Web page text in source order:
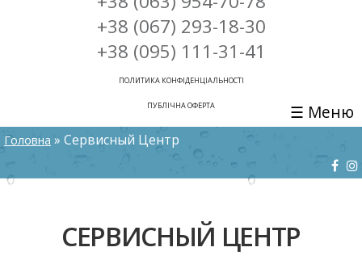
+38 (067) 293-18-30
+38 (095) 111-31-41
ПОЛИТИКА КОНФІДЕНЦІАЛЬНОСТІ
ПУБЛІЧНА ОФЕРТА ☰ Меню
ВИ Є ТУТ
Головна » Сервисный Центр
СЕРВИСНЫЙ ЦЕНТР